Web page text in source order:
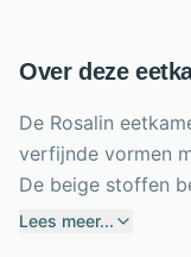
Over deze
De Rosalin
verfijnde vormen
De beige stoffen
de eethoek een
Lees meer...